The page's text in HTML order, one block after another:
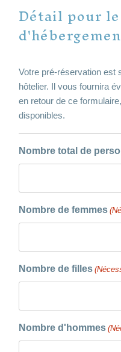
Détail pour
Votre pré-réservation est
hôtelier. Il vous fournira
en retour de ce
disponibles.
Nombre total de
Nombre de femmes
Nombre de filles
Nombre d'hommes